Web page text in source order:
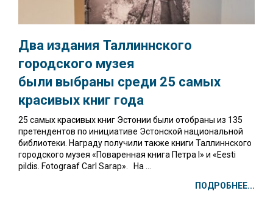
Два издания Таллиннского
городского музея
были выбраны среди 25 самых
красивых книг года
25 самых красивых книг Эстонии были отобраны из 135
претендентов по инициативе Эстонской национальной
библиотеки. Награду получили также книги Таллиннского
городского музея «Поваренная книга Петра I» и «Eesti
pildis. Fotograaf Carl Sarap». На ...
ПОДРОБНЕЕ...